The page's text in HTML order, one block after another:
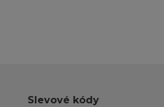
Slevové kódy